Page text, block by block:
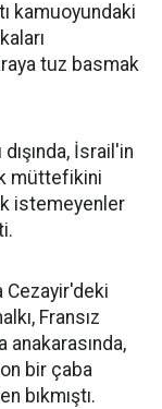
kamuoyundaki
tuz basmak
İsrail'in
müttefikini
istemeyenler
Cezayir'deki
Fransız
bir çaba
bıkmıştı.